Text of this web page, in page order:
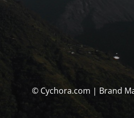
© Cychora.com | Brand